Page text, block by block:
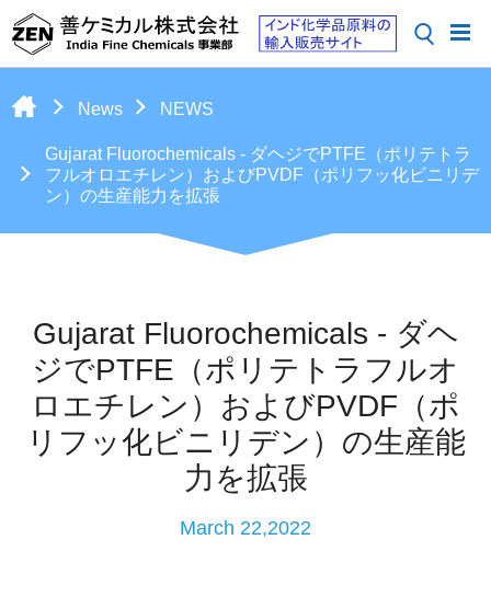
News NEWS
Gujarat Fluorochemicals - ダヘジでPTFE（ポリテトラ
フルオロエチレン）およびPVDF（ポリフッ化ビニリデ
ン）の生産能力を拡張
Gujarat Fluorochemicals - ダヘ
ジでPTFE（ポリテトラフルオ
ロエチレン）およびPVDF（ポ
リフッ化ビニリデン）の生産能
力を拡張
March 22,2022